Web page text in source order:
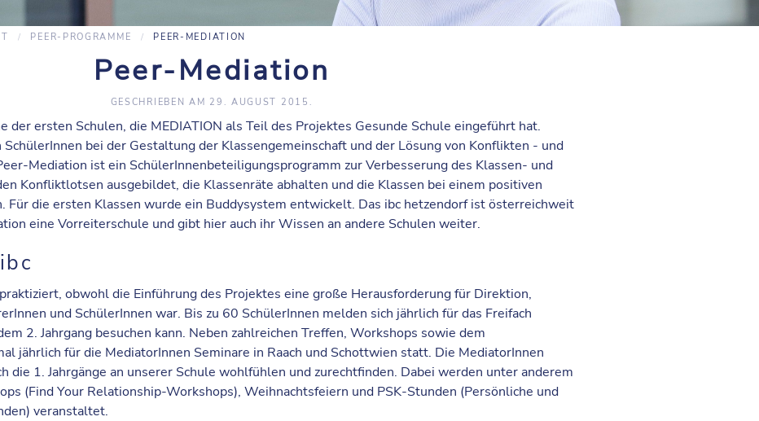
PEER-PROGRAMME PEER-MEDIATION
Peer-Mediation
GESCHRIEBEN AM 29. AUGUST 2015 .
der ersten Schulen, die MEDIATION als Teil des Projektes Gesunde Schule eingeführt hat.
bei der Gestaltung der Klassengemeinschaft und der Lösung von Konflikten - und
Mediation ist ein SchülerInnenbeteiligungsprogramm zur Verbesserung des Klassen- und
Konfliktlotsen ausgebildet, die Klassenräte abhalten und die Klassen bei einem positiven
Für die ersten Klassen wurde ein Buddysystem entwickelt. Das ibc hetzendorf ist österreichweit
eine Vorreiterschule und gibt hier auch ihr Wissen an andere Schulen weiter.
obwohl die Einführung des Projektes eine große Herausforderung für Direktion,
und SchülerInnen war. Bis zu 60 SchülerInnen melden sich jährlich für das Freifach
2. Jahrgang besuchen kann. Neben zahlreichen Treffen, Workshops sowie dem
jährlich für die MediatorInnen Seminare in Raach und Schottwien statt. Die MediatorInnen
die 1. Jahrgänge an unserer Schule wohlfühlen und zurechtfinden. Dabei werden unter anderem
(Find Your Relationship-Workshops), Weihnachtsfeiern und PSK-Stunden (Persönliche und
veranstaltet.